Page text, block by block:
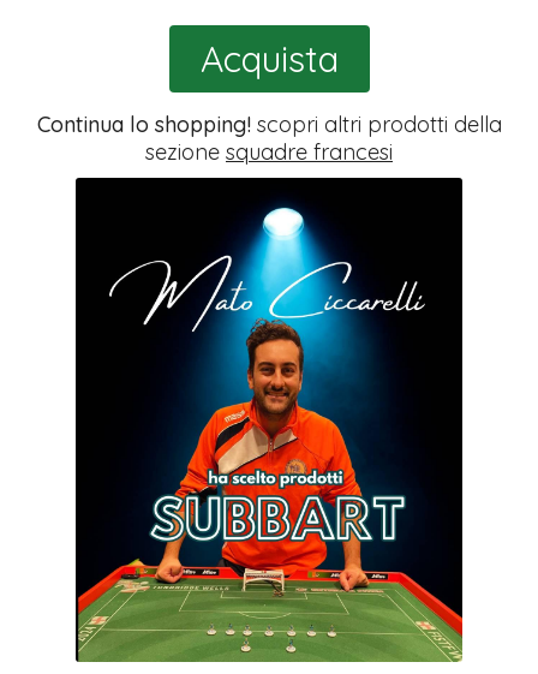
Acquista
Continua lo shopping!scopri altri prodotti della
sezione squadre francesi